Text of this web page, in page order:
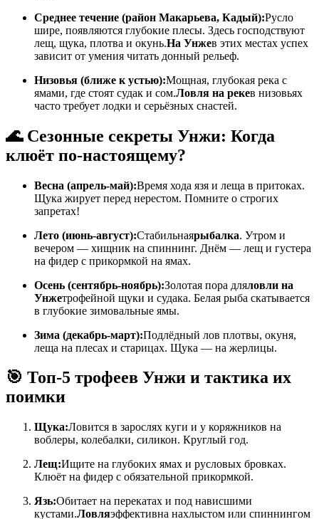
Среднее течение (район Макарьева, Кадый):Русло
шире, появляются глубокие плесы. Здесь господствуют
лещ, щука, плотва и окунь.На Унжев этих местах успех
зависит от умения читать донный рельеф.
Низовья (ближе к устью):Мощная, глубокая река с
ямами, где стоят судак и сом.Ловля на рекев низовьях
часто требует лодки и серьёзных снастей.
🌊 Сезонные секреты Унжи: Когда
клюёт по-настоящему?
Весна (апрель-май):Время хода язя и леща в притоках.
Щука жирует перед нерестом. Помните о строгих
запретах!
Лето (июнь-август):Стабильнаярыбалка. Утром и
вечером — хищник на спиннинг. Днём — лещ и густера
на фидер с прикормкой на ямах.
Осень (сентябрь-ноябрь):Золотая пора дляловли на
Унжетрофейной щуки и судака. Белая рыба скатывается
в глубокие зимовальные ямы.
Зима (декабрь-март):Подлёдный лов плотвы, окуня,
леща на плесах и старицах. Щука — на жерлицы.
🎯 Топ-5 трофеев Унжи и тактика их
поимки
Щука:Ловится в зарослях куги и у коряжников на
воблеры, колебалки, силикон. Круглый год.
Лещ:Ищите на глубоких ямах и русловых бровках.
Клюёт на фидер с обязательной прикормкой.
Язь:Обитает на перекатах и под нависшими
кустами.Ловляэффективна нахлыстом или спиннингом